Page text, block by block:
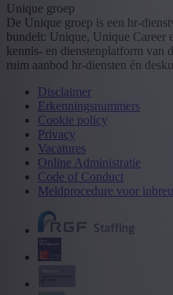
Unique groep
De Unique groep is een hr-
bundelt: Unique, Unique Career
kennis- en dienstenplatform van
ruim aanbod hr-diensten én
Disclaimer
Erkenningsnummers
Cookie policy
Privacy
Vacatures
Online Administratie
Code of Conduct
Meldprocedure voor